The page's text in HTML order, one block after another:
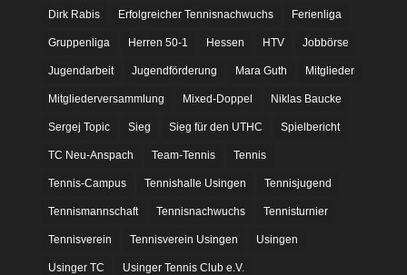
Dirk Rabis Erfolgreicher Tennisnachwuchs Ferienliga
Gruppenliga Herren 50-1 Hessen HTV Jobbörse
Jugendarbeit Jugendförderung Mara Guth Mitglieder
Mitgliederversammlung Mixed-Doppel Niklas Baucke
Sergej Topic Sieg Sieg für den UTHC Spielbericht
TC Neu-Anspach Team-Tennis Tennis
Tennis-Campus Tennishalle Usingen Tennisjugend
Tennismannschaft Tennisnachwuchs Tennisturnier
Tennisverein Tennisverein Usingen Usingen
Usinger TC Usinger Tennis Club e.V.